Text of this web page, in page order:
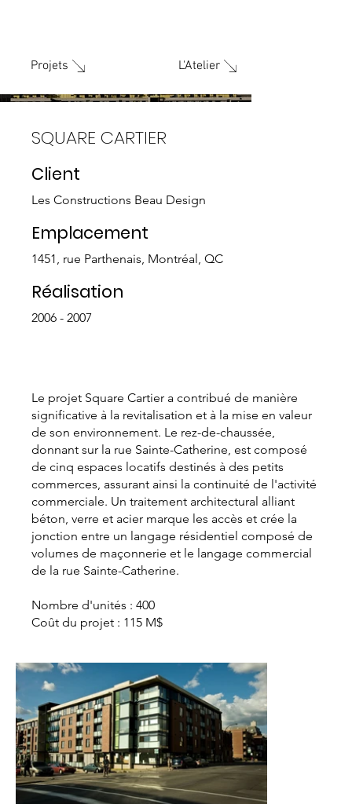
L'Atelier
Projets
SQUARE CARTIER
Client
Les Constructions Beau Design
Emplacement
1451, rue Parthenais, Montréal, QC
Réalisation
2006 - 2007
Le projet Square Cartier a contribué de manière
significative à la revitalisation et à la mise en valeur
de son environnement. Le rez-de-chaussée,
donnant sur la rue Sainte-Catherine, est composé
de cinq espaces locatifs destinés à des petits
commerces, assurant ainsi la continuité de l'activité
commerciale. Un traitement architectural alliant
béton, verre et acier marque les accès et crée la
jonction entre un langage résidentiel composé de
volumes de maçonnerie et le langage commercial
de la rue Sainte-Catherine.
Nombre d'unités : 400
Coût du projet : 115 M$